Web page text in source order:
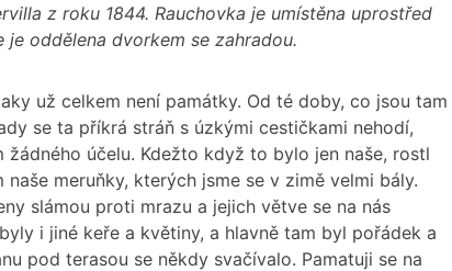
z roku 1844. Rauchovka je umístěna uprostřed
je oddělena dvorkem se zahradou.
už celkem není památky. Od té doby, co jsou tam
se ta příkrá stráň s úzkými cestičkami nehodí,
účelu. Kdežto když to bylo jen naše, rostl
meruňky, kterých jsme se v zimě velmi bály.
slámou proti mrazu a jejich větve se na nás
i jiné keře a květiny, a hlavně tam byl pořádek a
pod terasou se někdy svačívalo. Pamatuji se na